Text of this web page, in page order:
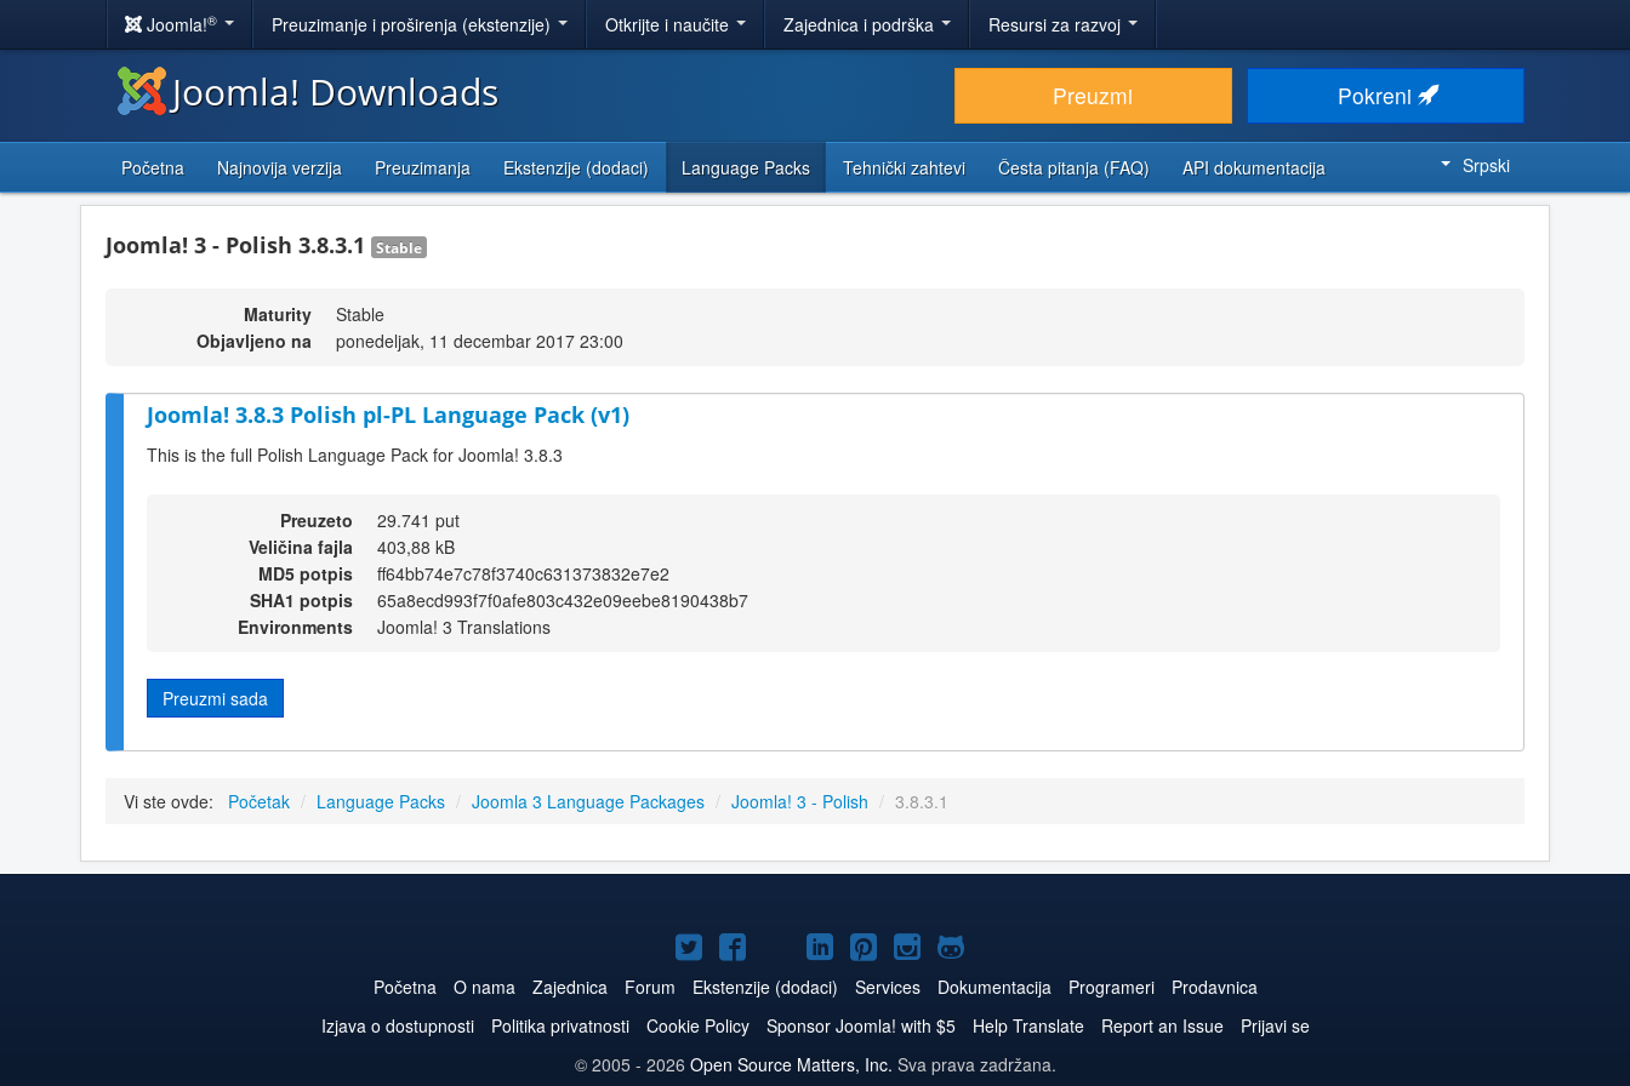
Joomla!® Preuzimanje i proširenja (ekstenzije) Otkrijte i naučite Zajednica i podrška Resursi za razvoj
Joomla! Downloads Preuzmi Pokreni
Početna Najnovija verzija Preuzimanja Ekstenzije (dodaci) Language Packs Tehnički zahtevi Česta pitanja (FAQ) API dokumentacija Srpski
Joomla! 3 - Polish 3.8.3.1 Stable
Maturity
Stable
Objavljeno na
ponedeljak, 11 decembar 2017 23:00
Joomla! 3.8.3 Polish pl-PL Language Pack (v1)
This is the full Polish Language Pack for Joomla! 3.8.3
Preuzeto
29.741 put
Veličina fajla
403,88 kB
MD5 potpis
ff64bb74e7c78f3740c631373832e7e2
SHA1 potpis
65a8ecd993f7f0afe803c432e09eebe8190438b7
Environments
Joomla! 3 Translations
Preuzmi sada
Vi ste ovde: Početak / Language Packs / Joomla 3 Language Packages / Joomla! 3 - Polish / 3.8.3.1
Joomla!
na
Twitteru
Joomla!
na
Facebooku
Joomla!
na
YouTube
Joomla!
naLinkedIn
Joomla!
na
Pinterest
Joomla!
na
Instagram
Joomla!
na
GitHub
Početna O nama Zajednica Forum Ekstenzije (dodaci) Services Dokumentacija Programeri
Prodavnica
Izjava o dostupnosti
Politika privatnosti Cookie Policy Sponsor Joomla! with $5 Help Translate Report an Issue
Prijavi se
© 2005 - 2026 Open Source Matters, Inc. Sva prava zadržana.